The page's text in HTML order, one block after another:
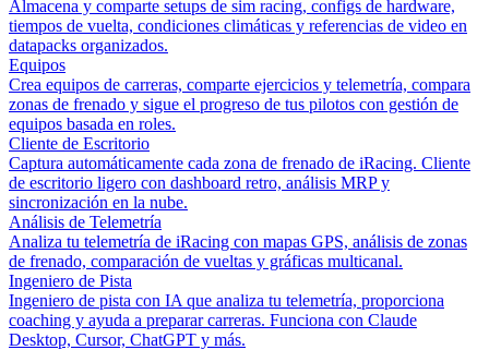
Almacena y comparte setups de sim racing, configs de hardware,
tiempos de vuelta, condiciones climáticas y referencias de video en
datapacks organizados.
Equipos
Crea equipos de carreras, comparte ejercicios y telemetría, compara
zonas de frenado y sigue el progreso de tus pilotos con gestión de
equipos basada en roles.
Cliente de Escritorio
Captura automáticamente cada zona de frenado de iRacing. Cliente
de escritorio ligero con dashboard retro, análisis MRP y
sincronización en la nube.
Análisis de Telemetría
Analiza tu telemetría de iRacing con mapas GPS, análisis de zonas
de frenado, comparación de vueltas y gráficas multicanal.
Ingeniero de Pista
Ingeniero de pista con IA que analiza tu telemetría, proporciona
coaching y ayuda a preparar carreras. Funciona con Claude
Desktop, Cursor, ChatGPT y más.